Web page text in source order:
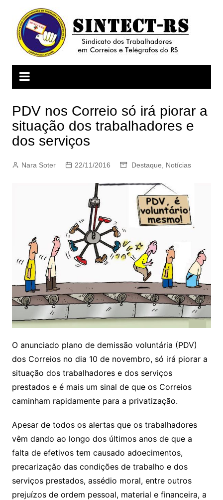
conteúdo
PDV nos Correio só irá piorar a
situação dos trabalhadores e
dos serviços
Nara Soter 22/11/2016 Destaque Notícias
O anunciado plano de demissão voluntária (PDV)
dos Correios no dia 10 de novembro, só irá piorar a
situação dos trabalhadores e dos serviços
prestados e é mais um sinal de que os Correios
caminham rapidamente para a privatização.
Apesar de todos os alertas que os trabalhadores
vêm dando ao longo dos últimos anos de que a
falta de efetivos tem causado adoecimentos,
precarização das condições de trabalho e dos
serviços prestados, assédio moral, entre outros
prejuízos de ordem pessoal, material e financeira, a